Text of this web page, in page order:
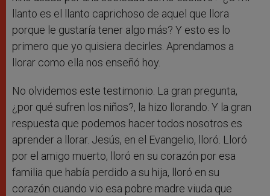
llanto es el llanto caprichoso de aquel que llora
porque le gustaría tener algo más? Y esto es lo
primero que yo quisiera decirles. Aprendamos a
llorar como ella nos enseñó hoy.
No olvidemos este testimonio. La gran pregunta,
¿por qué sufren los niños?, la hizo llorando. Y la gran
respuesta que podemos hacer todos nosotros es
aprender a llorar. Jesús, en el Evangelio, lloró. Lloró
por el amigo muerto, lloró en su corazón por esa
familia que había perdido a su hija, lloró en su
corazón cuando vio esa pobre madre viuda que